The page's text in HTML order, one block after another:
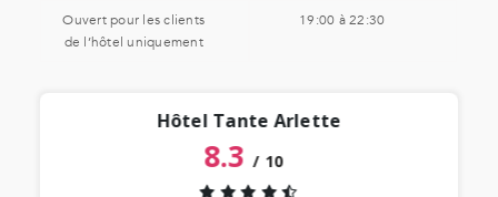
Ouvert pour les clients
de l’hôtel uniquement
19:00 à 22:30
Hôtel Tante Arlette
8.3/ 10